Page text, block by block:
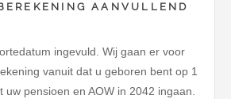
AANVULLEND
ingevuld. Wij gaan er voor
vanuit dat u geboren bent op 1
uw pensioen en AOW in 2042 ingaan.